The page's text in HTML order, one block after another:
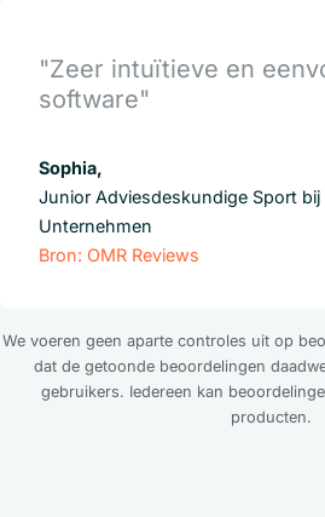
"Zeer intuïtieve en
software"
Sophia,
Junior Adviesdeskundige Sport bij
Unternehmen
Bron: OMR Reviews
We voeren geen aparte controles uit op
dat de getoonde beoordelingen
gebruikers. Iedereen kan
producten.